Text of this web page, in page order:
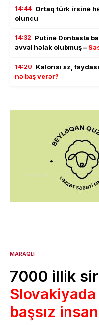
14:44 Ortaq türk irsinə
olundu
14:32
Putinə Donbasla
əvvəl həlak olubmuş –
14:20 Kalorisi az,
nə baş verər?
MARAQLI
7000 illik
Slovakiyada
başsız